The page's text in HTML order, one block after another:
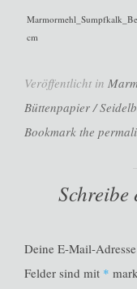
cm
Veröffentlicht in
Büttenpapier /
Bookmark the
Deine E-Mail-
Felder sind mit *